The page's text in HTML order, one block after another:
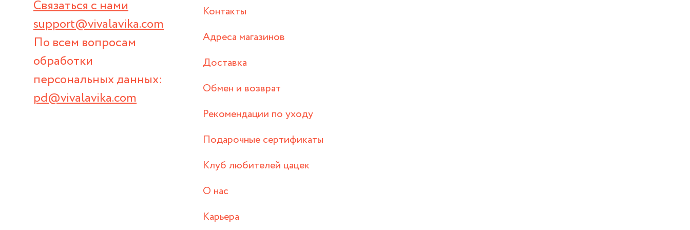
Связаться с нами
support@vivalavika.com
По всем вопросам
обработки
персональных данных:
pd@vivalavika.com
Контакты
Адреса магазинов
Доставка
Обмен и возврат
Рекомендации по уходу
Подарочные сертификаты
Клуб любителей цацек
О нас
Карьера